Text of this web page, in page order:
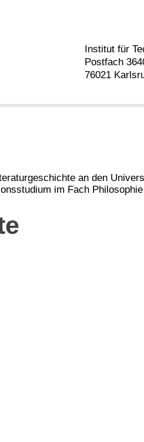
Institut für
Postfach
76021
an den
im Fach Philosophie